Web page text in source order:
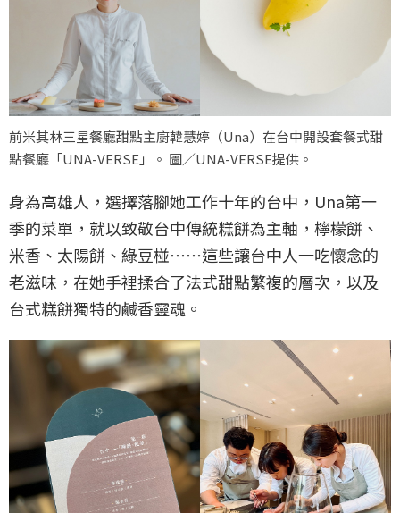
前米其林三星餐廳甜點主廚韓慧婷（Una）在台中開設套餐式甜
點餐廳「UNA-VERSE」。 圖／UNA-VERSE提供。
身為高雄人，選擇落腳她工作十年的台中，Una第一
季的菜單，就以致敬台中傳統糕餅為主軸，檸檬餅、
米香、太陽餅、綠豆椪⋯⋯這些讓台中人一吃懷念的
老滋味，在她手裡揉合了法式甜點繁複的層次，以及
台式糕餅獨特的鹹香靈魂。